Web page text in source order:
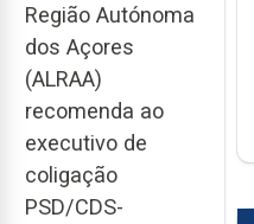
Região Autónoma
dos Açores
(ALRAA)
recomenda ao
executivo de
coligação
PSD/CDS-